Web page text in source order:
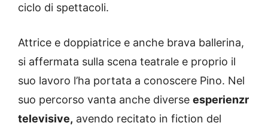
ciclo di spettacoli.
Attrice e doppiatrice e anche brava ballerina,
si affermata sulla scena teatrale e proprio il
suo lavoro l’ha portata a conoscere Pino. Nel
suo percorso vanta anche diverse esperienzr
televisive, avendo recitato in fiction del